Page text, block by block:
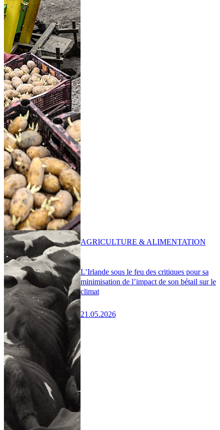
L’Irlande sous le feu des critiques pour sa
minimisation de l’impact de son bétail sur le
climat
21.05.2026
AGRICULTURE & ALIMENTATION